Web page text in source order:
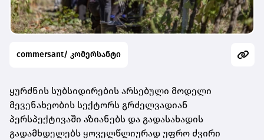
commersant/ კომერსანტი
ყურძნის სუბსიდირების არსებული მოდელი
მევენახეობის სექტორს გრძელვადიან
პერსპექტივაში აზიანებს და გადასახადის
გადამხდელებს ყოველწლიურად უფრო ძვირი